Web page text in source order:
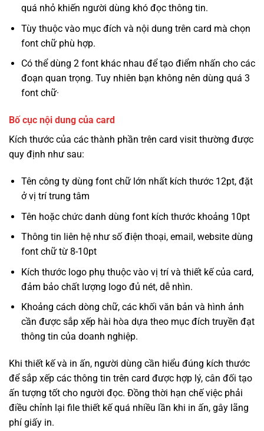
quá nhỏ khiến người dùng khó đọc thông tin.
Tùy thuộc vào mục đích và nội dung trên card mà chọn
font chữ phù hợp.
Có thể dùng 2 font khác nhau để tạo điểm nhấn cho các
đoạn quan trọng. Tuy nhiên bạn không nên dùng quá 3
font chữ·
Bố cục nội dung của card
Kích thước của các thành phần trên card visit thường được
quy định như sau:
Tên công ty dùng font chữ lớn nhất kích thước 12pt, đặt
ở vị trí trung tâm
Tên hoặc chức danh dùng font kích thước khoảng 10pt
Thông tin liên hệ như số điện thoại, email, website dùng
font chữ từ 8-10pt
Kích thước logo phụ thuộc vào vị trí và thiết kế của card,
đảm bảo chất lượng logo đủ nét, dễ nhìn.
Khoảng cách dòng chữ, các khối văn bản và hình ảnh
cần được sắp xếp hài hòa dựa theo mục đích truyền đạt
thông tin của doanh nghiệp.
Khi thiết kế và in ấn, người dùng cần hiểu đúng kích thước
để sắp xếp các thông tin trên card được hợp lý, cân đối tạo
ấn tượng tốt cho người đọc. Đồng thời hạn chế việc phải
điều chỉnh lại file thiết kế quá nhiều lần khi in ấn, gây lãng
phí giấy in.